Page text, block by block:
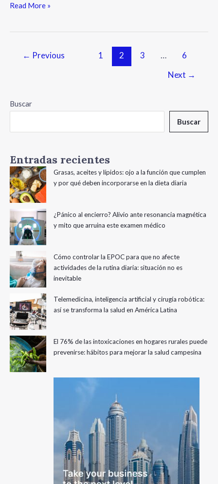
Read More »
← Previous 1 2 3 …
6
Next →
Buscar
Buscar
Entradas recientes
Grasas, aceites y lípidos: ojo a la función que cumplen
y por qué deben incorporarse en la dieta diaria
¿Pánico al encierro? Alivio ante resonancia magnética
y mito que arruina este examen médico
Cómo controlar la EPOC para que no afecte
actividades de la rutina diaria: situación no es
inevitable
Telemedicina, inteligencia artificial y cirugía robótica:
así se transforma la salud en América Latina
El 76% de las intoxicaciones en hogares rurales puede
prevenirse: hábitos para mejorar la salud campesina